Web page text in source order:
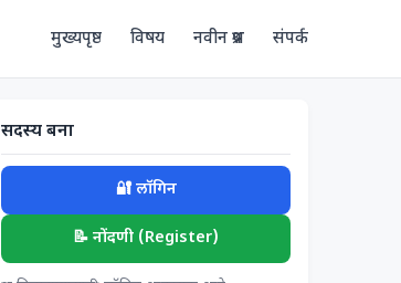
मुख्यपृष्ठ विषय नवीन प्रश्न संपर्क
सदस्य बना
🔐 लॉगिन
📝 नोंदणी (Register)